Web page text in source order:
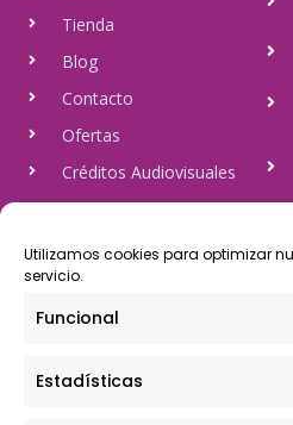
Utilizamos cookies para optimizar
servicio.
Funcional
Estadísticas
Tienda
Blog
Contacto
Ofertas
Créditos Audiovisuales
tulineamagica.com